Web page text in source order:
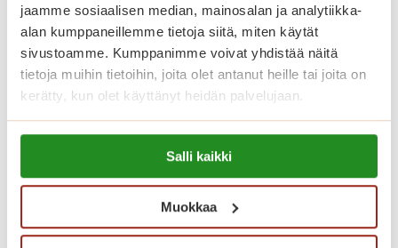
jaamme sosiaalisen median, mainosalan ja analytiikka-
alan kumppaneillemme tietoja siitä, miten käytät
sivustoamme. Kumppanimme voivat yhdistää näitä
tietoja muihin tietoihin, joita olet antanut heille tai joita on
kerätty, kun olet käyttänyt heidän palvelujaan.
Lue lisää evästeistä:
https://sagacare.fi/evasteet/
Salli kaikki
Muokkaa
tilat, saunaosasto ja pyykkitupa.